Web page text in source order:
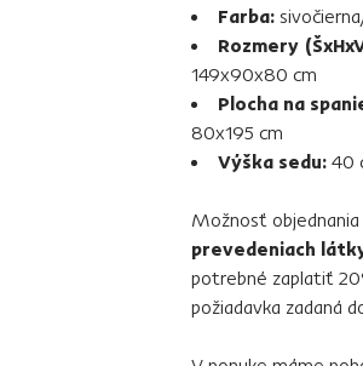
Farba:
Rozmery
149x90x80 cm
Plocha na
80x195 cm
Výška sedu: 40
Možnosť
prevedeniach
potrebné zaplatiť
požiadavka zadaná